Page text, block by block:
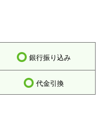
銀行振り込み
代金引換